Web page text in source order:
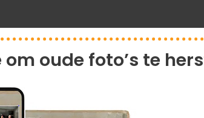
oude foto’s te